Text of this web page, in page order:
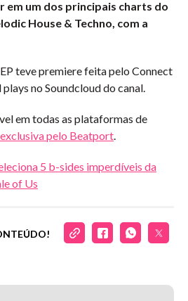
em um dos principais charts do
House & Techno, com a
teve premiere feita pelo Connect
no Soundcloud do canal.
em todas as plataformas de
pelo Beatport.
5 b-sides imperdíveis da
of Us